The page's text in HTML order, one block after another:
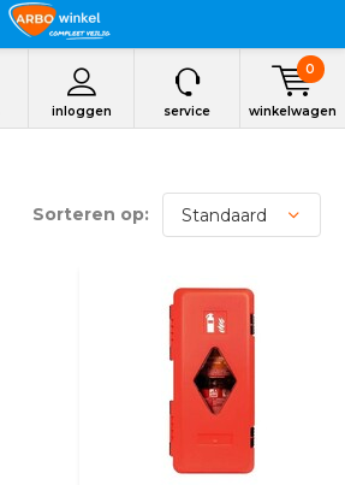
inloggen service winkelwagen
0
Sorteren op: